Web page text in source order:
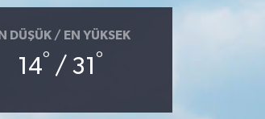
DÜŞÜK / EN YÜKSEK
14° / 31°